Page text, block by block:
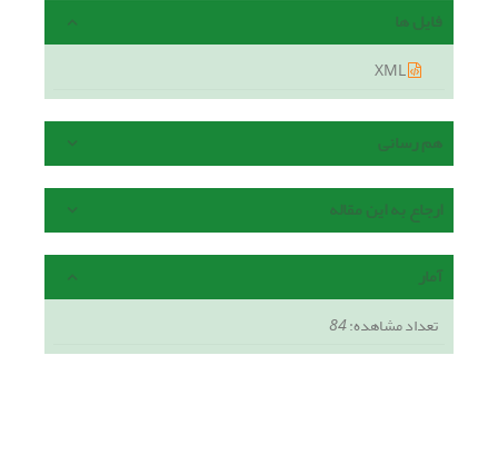
فایل ها
هم رسانی
ارجاع به این مقاله
آمار
تعداد مشاهده:84